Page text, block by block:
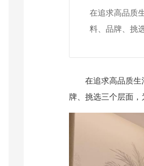
在追求高品质
料、品牌、挑
在追求高品质生活
牌、挑选三个层面，